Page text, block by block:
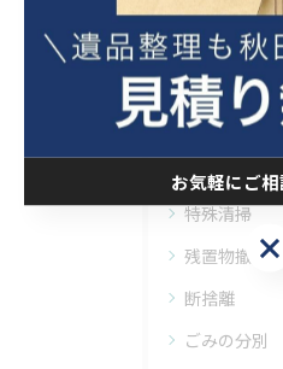
終活
空き家整理
福祉整理
生前整理
特殊清掃
残置物撤去
断捨離
ごみの分別
お気軽にご
お気軽にご